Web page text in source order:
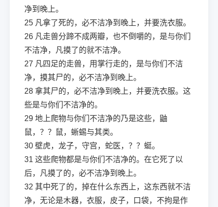
净到晚上。
25 凡拿了死的，必不洁净到晚上，并要洗衣服。
26 凡走兽分蹄不成两瓣，也不倒嚼的，是与你们
不洁净，凡摸了的就不洁净。
27 凡四足的走兽，用掌行走的，是与你们不洁
净，摸其尸的，必不洁净到晚上。
28 拿其尸的，必不洁净到晚上，并要洗衣服。这
些是与你们不洁净的。
29 地上爬物与你们不洁净的乃是这些，鼬
鼠，？？鼠，蜥蜴与其类。
30 壁虎，龙子，守宫，蛇医，？？蜓。
31 这些爬物都是与你们不洁净的。在它死了以
后，凡摸了的，必不洁净到晚上。
32 其中死了的，掉在什么东西上，这东西就不洁
净，无论是木器，衣服，皮子，口袋，不拘是作